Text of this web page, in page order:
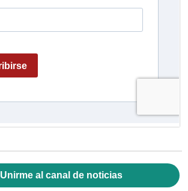
Unirme al canal de noticias